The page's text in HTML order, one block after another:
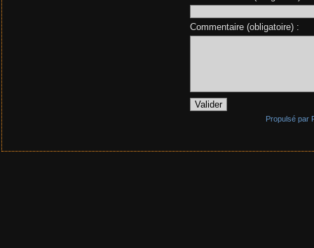
Commentaire (obligatoire) :
Propulsé par